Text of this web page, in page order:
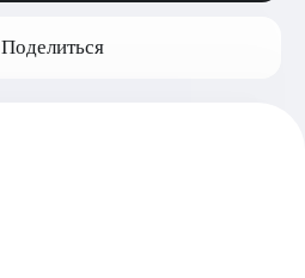
Поделиться